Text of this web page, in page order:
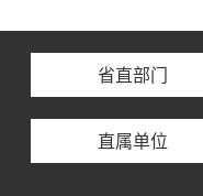
省直部门
直属单位
湖北省住房保障中心